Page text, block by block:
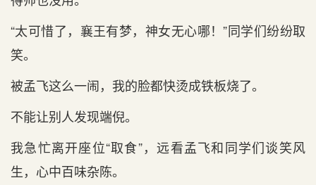
“太可惜了，襄王有梦，神女无心哪！”同学们纷纷取
笑。
被孟飞这么一闹，我的脸都快烫成铁板烧了。
不能让别人发现端倪。
我急忙离开座位“取食”，远看孟飞和同学们谈笑风
生，心中百味杂陈。